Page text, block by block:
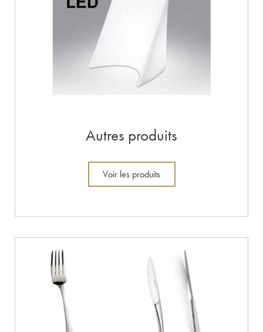
Autres produits
Voir les produits